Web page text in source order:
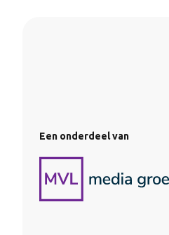
Een onderdeel van